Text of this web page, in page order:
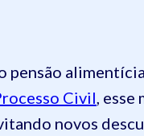
pensão
Civil, esse
novos